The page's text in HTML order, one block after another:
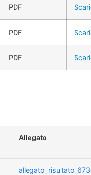
PDF
PDF
PDF
Allegato